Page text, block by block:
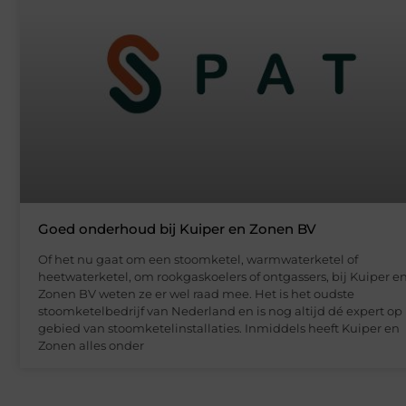
Goed onderhoud bij Kuiper en Zonen BV
Of het nu gaat om een stoomketel, warmwaterketel of
heetwaterketel, om rookgaskoelers of ontgassers, bij Kuiper en
Zonen BV weten ze er wel raad mee. Het is het oudste
stoomketelbedrijf van Nederland en is nog altijd dé expert op
gebied van stoomketelinstallaties. Inmiddels heeft Kuiper en
Zonen alles onder